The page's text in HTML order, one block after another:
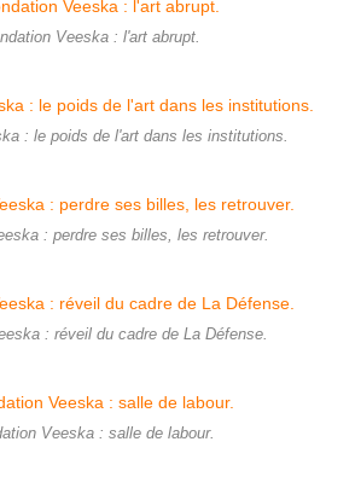
Veeska : l'art abrupt.
: le poids de l'art dans les institutions.
: perdre ses billes, les retrouver.
: réveil du cadre de La Défense.
Veeska : salle de labour.